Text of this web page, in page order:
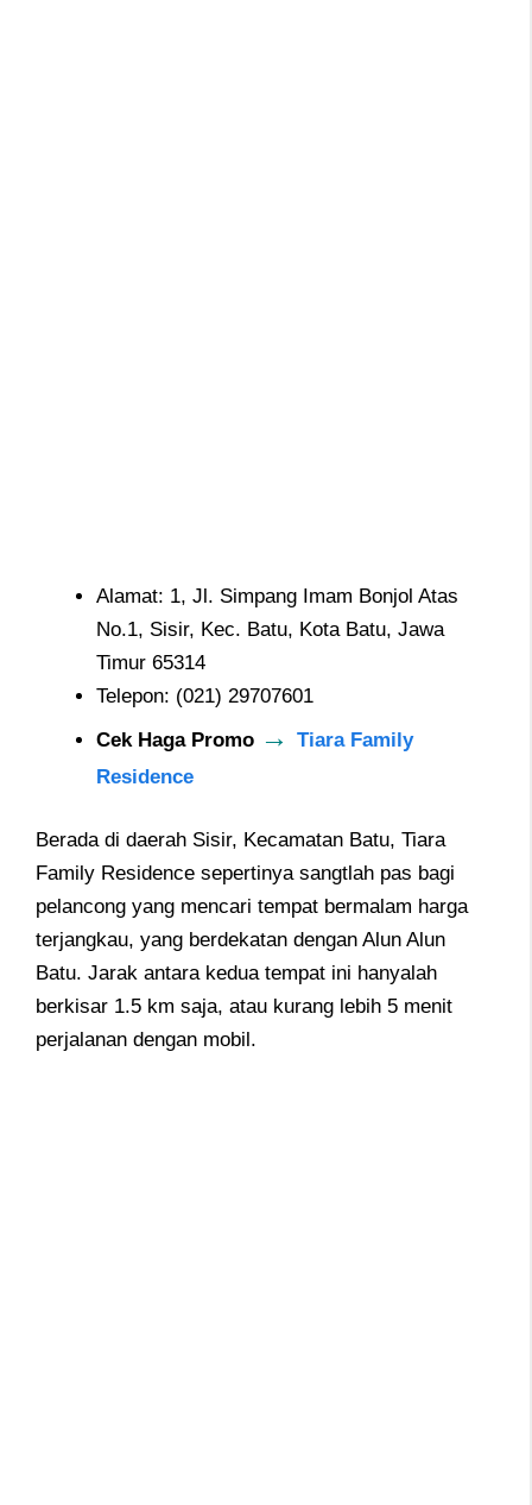
Alamat: 1, Jl. Simpang Imam Bonjol Atas
No.1, Sisir, Kec. Batu, Kota Batu, Jawa
Timur 65314
Telepon: (021) 29707601
Cek Haga Promo →
Tiara Family
Residence
Berada di daerah Sisir, Kecamatan Batu, Tiara
Family Residence sepertinya sangtlah pas bagi
pelancong yang mencari tempat bermalam harga
terjangkau, yang berdekatan dengan Alun Alun
Batu. Jarak antara kedua tempat ini hanyalah
berkisar 1.5 km saja, atau kurang lebih 5 menit
perjalanan dengan mobil.